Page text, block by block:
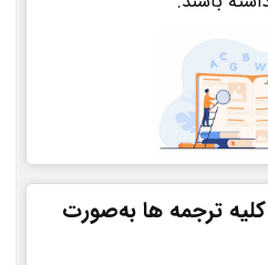
ترجمه ها به‌صورت